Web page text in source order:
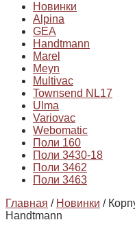
Новинки
Alpina
GEA
Handtmann
Marel
Meyn
Multivac
Townsend NL17
Ulma
Variovac
Webomatic
Поли 160
Поли 3430-18
Поли 3462
Поли 3463
Главная / Новинки /
Handtmann